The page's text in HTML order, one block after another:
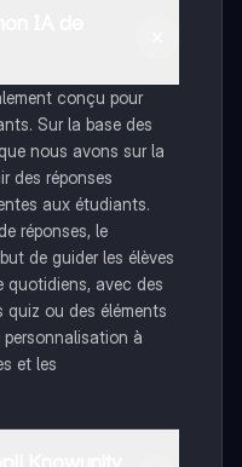
conçu pour
Sur la base des
nous avons sur la
des réponses
aux étudiants.
réponses, le
de guider les élèves
quotidiens, avec des
quiz ou des éléments
à
et les